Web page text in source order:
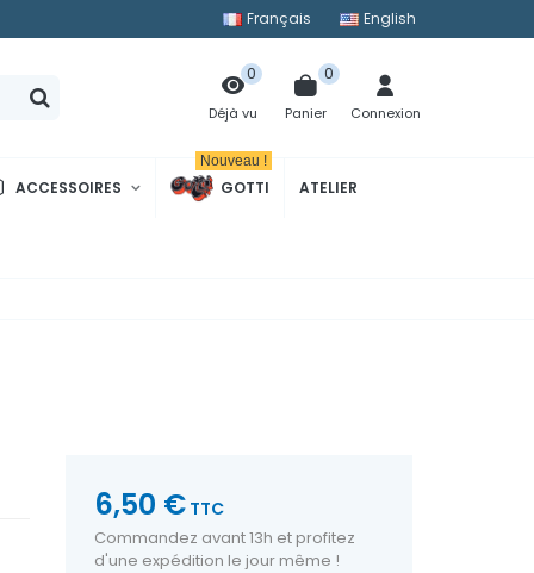
Français English
Déjà vu
0
Panier
0
Connexion
ACCESSOIRES GOTTI
Nouveau !
ATELIER
6,50 € TTC
Commandez avant 13h et profitez
d'une expédition le jour même !